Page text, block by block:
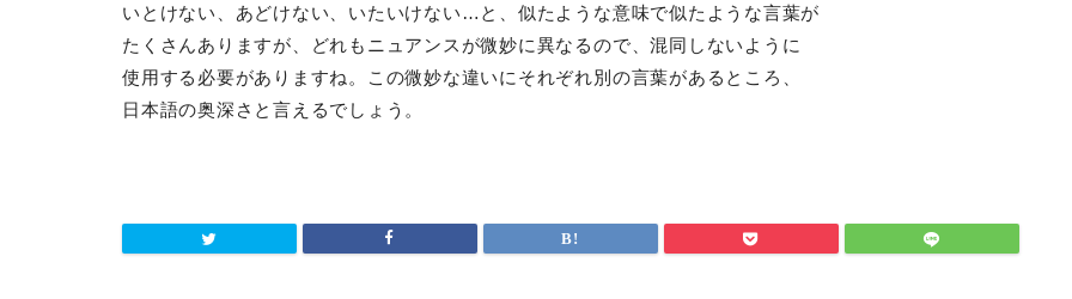
いとけない、あどけない、いたいけない…と、似たような意味で似たような言葉が
たくさんありますが、どれもニュアンスが微妙に異なるので、混同しないように
使用する必要がありますね。この微妙な違いにそれぞれ別の言葉があるところ、
日本語の奥深さと言えるでしょう。